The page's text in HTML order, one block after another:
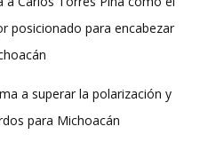
posicionado para encabezar
a superar la polarización y
para Michoacán